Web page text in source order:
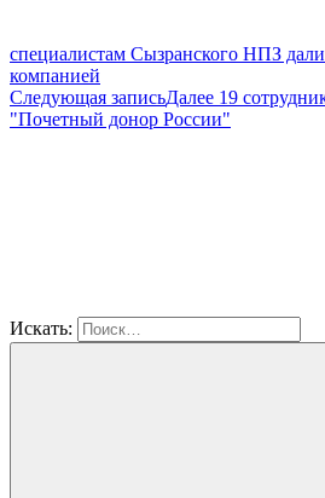
специалистам Сызранского НПЗ
компанией
Следующая записьДалее 19
"Почетный донор России"
Искать: